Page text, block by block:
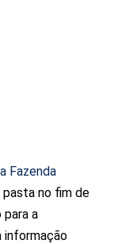
Fazenda
no fim de
para a
informação